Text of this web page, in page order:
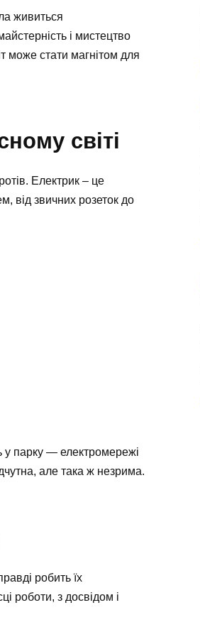
живиться
і мистецтво
може стати магнітом для
світі
Електрик – це
від звичних розеток до
у парку — електромережі
але така ж незрима.
робить їх
роботи, з досвідом і